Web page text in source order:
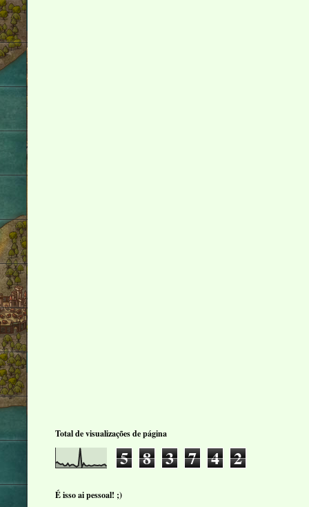
Total de visualizações de página
5 8 3 7 4 2
É isso ai pessoal! ;)